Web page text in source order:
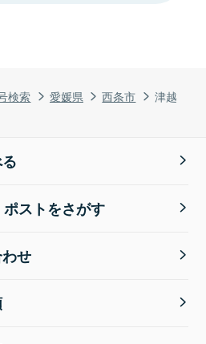
検索 愛媛県 西条市 津越
ストをさがす
せ